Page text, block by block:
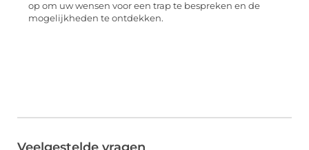
op om uw wensen voor een trap te bespreken en de
mogelijkheden te ontdekken.